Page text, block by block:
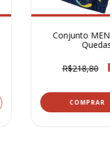
Conjunto
R$218,80
COMPRAR